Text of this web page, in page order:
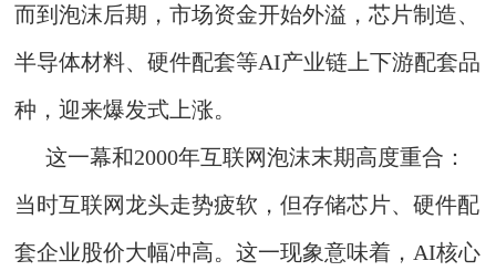
而到泡沫后期，市场资金开始外溢，芯片制造、
半导体材料、硬件配套等AI产业链上下游配套品
种，迎来爆发式上涨。
这一幕和2000年互联网泡沫末期高度重合：
当时互联网龙头走势疲软，但存储芯片、硬件配
套企业股价大幅冲高。这一现象意味着，AI核心